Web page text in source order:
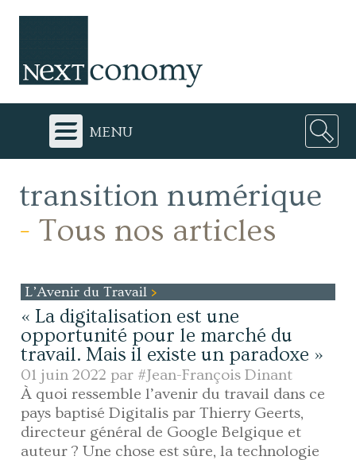
menu
transition numérique
- Tous nos articles
L’Avenir du Travail
« La digitalisation est une
opportunité pour le marché du
travail. Mais il existe un paradoxe »
01 juin 2022 par #Jean-François Dinant
À quoi ressemble l’avenir du travail dans ce
pays baptisé Digitalis par Thierry Geerts,
directeur général de Google Belgique et
auteur ? Une chose est sûre, la technologie